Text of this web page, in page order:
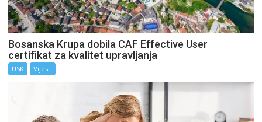
Bosanska Krupa dobila CAF Effective User
certifikat za kvalitet upravljanja
USK Vijesti